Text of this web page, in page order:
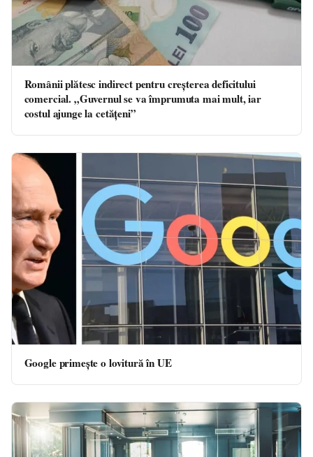
Românii plătesc indirect pentru creșterea deficitului
comercial. „Guvernul se va împrumuta mai mult, iar
costul ajunge la cetățeni”
Google primeşte o lovitură în UE